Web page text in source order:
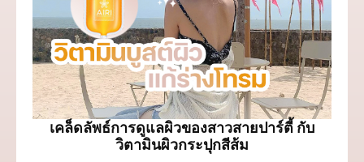
เคล็ดลัพธ์การดูแลผิวของสาวสายปาร์ตี้ กับ
วิตามินผิวกระปุกสีส้ม